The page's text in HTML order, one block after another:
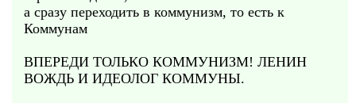
а сразу переходить в коммунизм, то есть к
Коммунам
ВПЕРЕДИ ТОЛЬКО КОММУНИЗМ! ЛЕНИН
ВОЖДЬ И ИДЕОЛОГ КОММУНЫ.